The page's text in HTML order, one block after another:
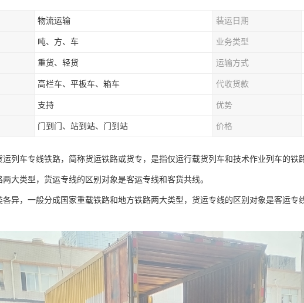
物流运输 装运日期
吨、方、车 业务类型
重货、轻货 运输方式
高栏车、平板车、箱车 代收货款
支持 优势
门到门、站到站、门到站 价格
运列车专线铁路，简称货运铁路或货专，是指仅运行载货列车和技术作业列车的
大类型，货运专线的区别对象是客运专线和客货共线。
各异，一般分成国家重载铁路和地方铁路两大类型，货运专线的区别对象是客运